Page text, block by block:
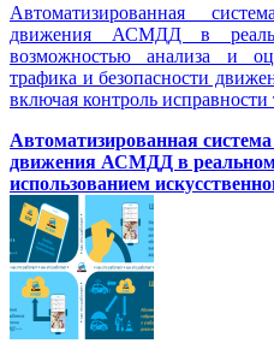
Автоматизированная
движения АСМДД в
возможностью анализа и
трафика и безопасности
включая контроль исправности
Автоматизированная
движения АСМДД в
использованием